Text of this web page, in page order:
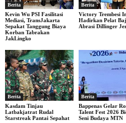
Berita
Kevin Wu PSI Fasilitasi
Mediasi, TransJakarta
Sepakat Tanggung Biaya
Korban Tabrakan
JakLingko
Berita
Victory Trembesi
Hadirkan Pelat
Abrasi Dillinger
Berita
Kasdam Tinjau
Latbakjatrat Rudal
Starstreak Pantai Sepahat
Berita
Bappenas Gelar
Talent Fest 2026
Seni Budaya MTN